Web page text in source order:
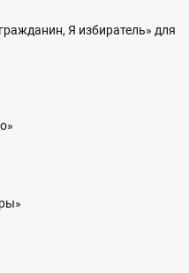
Я избиратель» для